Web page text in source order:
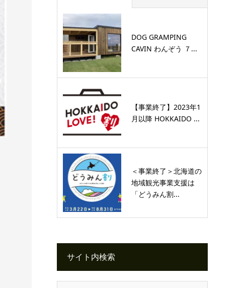
DOG GRAMPING
CAVIN わんぞう ７...
【事業終了】2023年1
月以降 HOKKAIDO ...
＜事業終了＞北海道の
地域観光事業支援は
「どうみん割...
サイト内検索